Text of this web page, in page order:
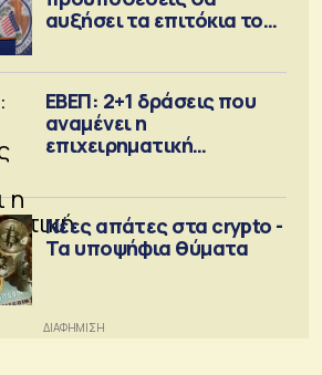
αυξήσει τα επιτόκια τον
ΕΒΕΠ: 2+1 δράσεις που
αναμένει η
επιχειρηματική
Νέες απάτες στα crypto -
Τα υποψήφια θύματα